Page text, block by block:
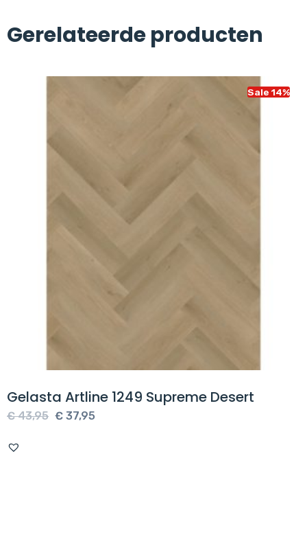
Gerelateerde producten
Sale 14%
Gelasta Artline 1249 Supreme Desert
€43,95 Oorspronkelijke
€ 37,95